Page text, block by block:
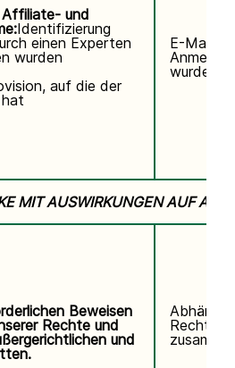
und
Identifizierung
einen Experten
wurden
auf die der
E-Mail-
wurde.
MIT AUSWIRKUNGEN AUF
Beweisen
Rechte und
und